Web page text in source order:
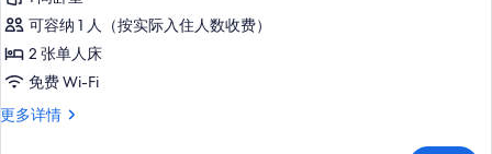
件
Bedroom
Apartment
with
Terrace
Pool
可容纳 1 人（按实际入住人数收费）
2 张单人床
免费 Wi-Fi
更多详情
Classic